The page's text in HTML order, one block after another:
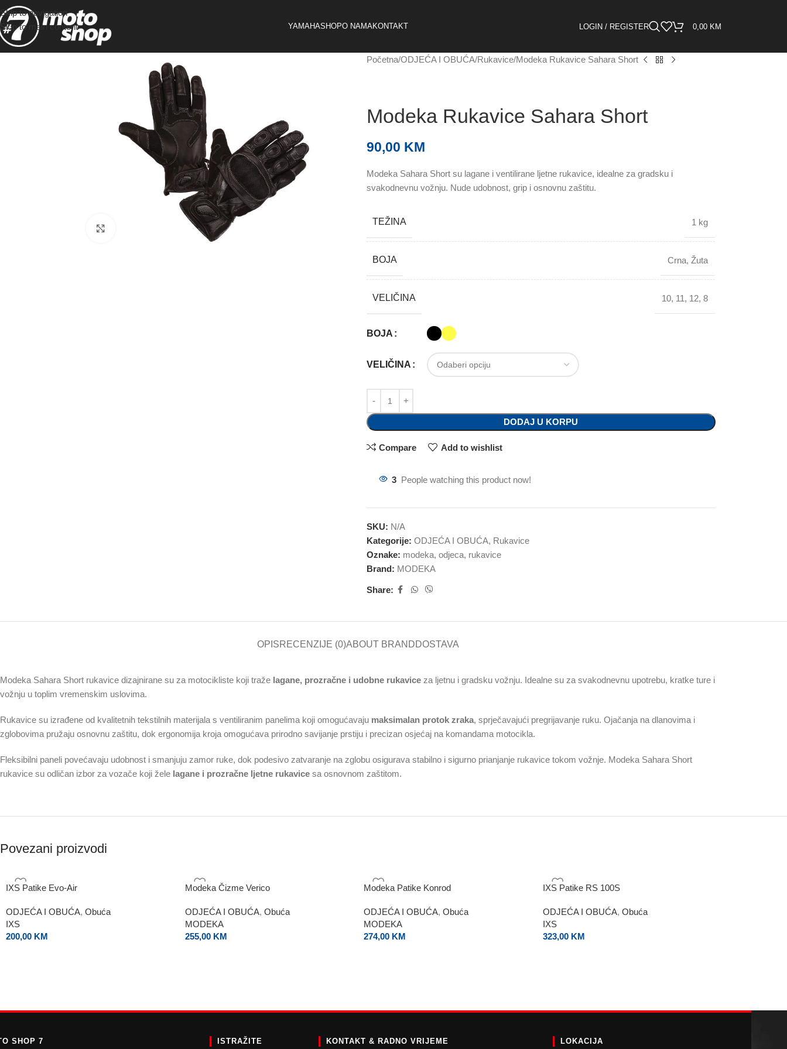
Skip to navigation
Skip to main content
YAMAHASHOPO NAMAKONTAKT LOGIN / REGISTER 0,00 KM
Početna ODJEĆA I OBUĆA Rukavice Modeka Rukavice Sahara Short
Modeka Rukavice Sahara Short
90,00 KM
Modeka Sahara Short su lagane i ventilirane ljetne rukavice, idealne za gradsku i
svakodnevnu vožnju. Nude udobnost, grip i osnovnu zaštitu.
TEŽINA 1 kg
BOJA Crna, Žuta
VELIČINA 10, 11, 12, 8
BOJA
VELIČINA
DODAJ U KORPU
Compare Add to wishlist
3 People watching this product now!
SKU: N/A
Kategorije: ODJEĆA I OBUĆA, Rukavice
Oznake: modeka, odjeca, rukavice
Brand: MODEKA
Share:
OPISRECENZIJE (0)ABOUT BRANDDOSTAVA
Modeka Sahara Short rukavice dizajnirane su za motocikliste koji traže lagane, prozračne i udobne rukavice za ljetnu i gradsku vožnju. Idealne su za svakodnevnu upotrebu, kratke ture i
vožnju u toplim vremenskim uslovima.
Rukavice su izrađene od kvalitetnih tekstilnih materijala s ventiliranim panelima koji omogućavaju maksimalan protok zraka, sprječavajući pregrijavanje ruku. Ojačanja na dlanovima i
zglobovima pružaju osnovnu zaštitu, dok ergonomija kroja omogućava prirodno savijanje prstiju i precizan osjećaj na komandama motocikla.
Fleksibilni paneli povećavaju udobnost i smanjuju zamor ruke, dok podesivo zatvaranje na zglobu osigurava stabilno i sigurno prianjanje rukavice tokom vožnje. Modeka Sahara Short
rukavice su odličan izbor za vozače koji žele lagane i prozračne ljetne rukavice sa osnovnom zaštitom.
Povezani proizvodi
IXS Patike Evo-Air
ODJEĆA I OBUĆA, Obuća
IXS
200,00 KM
Modeka Čizme Verico
ODJEĆA I OBUĆA, Obuća
MODEKA
255,00 KM
Modeka Patike Konrod
ODJEĆA I OBUĆA, Obuća
MODEKA
274,00 KM
IXS Patike RS 100S
ODJEĆA I OBUĆA, Obuća
IXS
323,00 KM
SHOP 7 ISTRAŽITE KONTAKT & RADNO VRIJEME LOKACIJA